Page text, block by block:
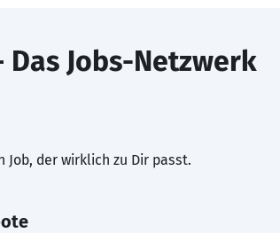
Das Jobs-Netzwerk
Job, der wirklich zu Dir passt.